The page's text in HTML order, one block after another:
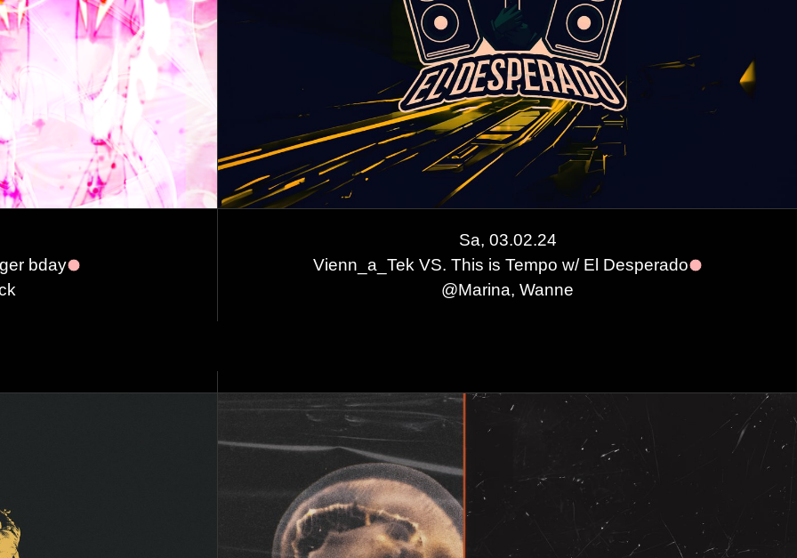
bday
Sa, 03.02.24
Vienn_a_Tek VS. This is Tempo w/ El Desperado
@Marina, Wanne